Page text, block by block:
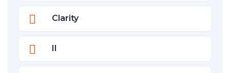
Clarity
II